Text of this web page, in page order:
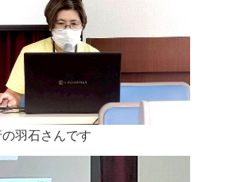
ラインでカフェを再開いたします。みなさ
す事を楽しみにしております。
＞ 4月19日に予定しておりました７周年記
、延期とさせて頂きます。楽しみにして下
大変申し訳ございません。
＞ 3月22日のメディカルカフェですが、新
羽石さんです